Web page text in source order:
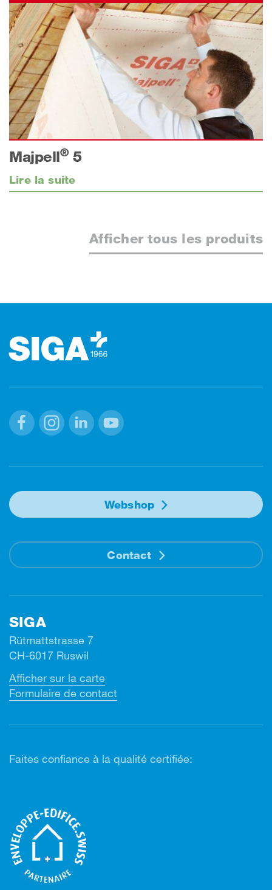
Majpell®5
Lire la suite
Afficher tous les produits
Webshop
Contact
SIGA
Rütmattstrasse 7
CH-6017 Ruswil
Afficher sur la carte
Formulaire de contact
Faites confiance à la qualité certifiée: